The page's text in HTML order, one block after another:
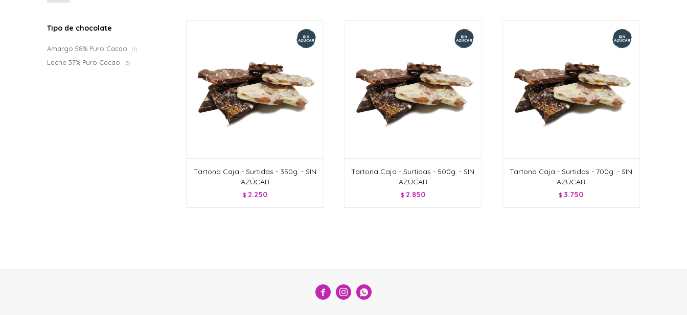
Tartona Caja - Surtidas - 350g. - SIN
AZÚCAR
$ 2.250
Tartona Caja - Surtidas - 500g. - SIN
AZÚCAR
$ 2.850
Tartona Caja - Surtidas - 700g. - SIN
AZÚCAR
$ 3.750
Tipo de chocolate
Amargo 58% Puro Cacao (1)
Leche 37% Puro Cacao (3)
  